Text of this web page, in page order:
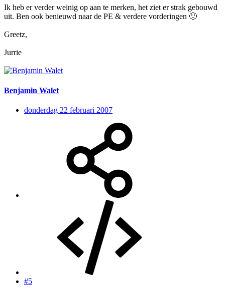
Ik heb er verder weinig op aan te merken, het ziet er strak gebouwd
uit. Ben ook benieuwd naar de PE & verdere vorderingen 🙂
Greetz,
Jurrie
Benjamin Walet
donderdag 22 februari 2007
#5